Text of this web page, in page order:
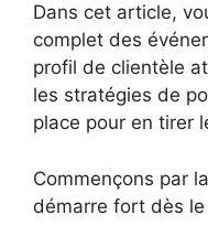
Dans cet article,
complet des
profil de clientèle
les stratégies de
place pour en tirer
Commençons par
démarre fort dès le